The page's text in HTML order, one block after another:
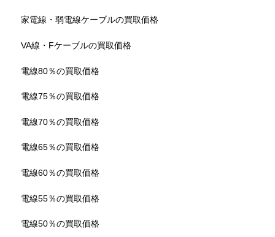
家電線・弱電線ケーブルの買取価格
VA線・Fケーブルの買取価格
電線80％の買取価格
電線75％の買取価格
電線70％の買取価格
電線65％の買取価格
電線60％の買取価格
電線55％の買取価格
電線50％の買取価格